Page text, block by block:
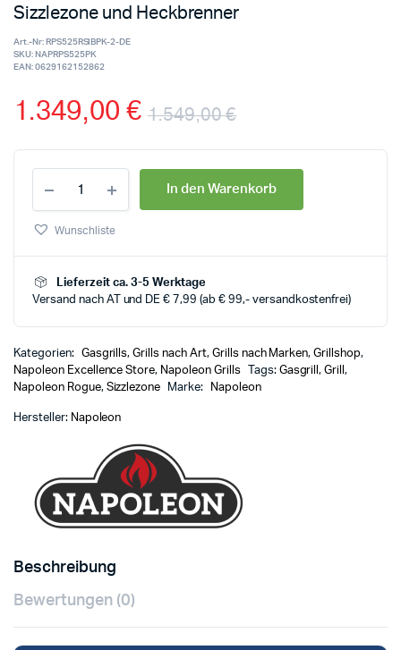
Sizzlezone und Heckbrenner
Art.-Nr:RPS525RSIBPK-2-DE
SKU: NAPRPS525PK
EAN:0629162152862
1.549,00€
1.349,00€
In den Warenkorb
Wunschliste
Lieferzeit ca. 3-5 Werktage
Versand nach AT und DE € 7,99 (ab € 99,- versandkostenfrei)
Kategorien: Gasgrills,Grills nach Art, Grills nach Marken,Grillshop,
Napoleon Excellence Store, Napoleon Grills Tags: Gasgrill,Grill,
Napoleon Rogue, Sizzlezone Marke: Napoleon
Hersteller: Napoleon
Beschreibung
Bewertungen (0)